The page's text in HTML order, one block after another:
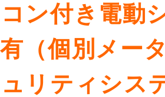
ン付き電動
（個別メー
リティシス